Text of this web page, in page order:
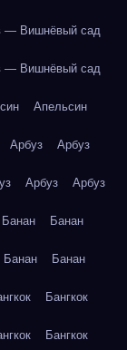
— Вишнёвый сад
— Вишнёвый сад
Апельсин
Арбуз Арбуз
Арбуз Арбуз
Банан Банан
Банан Банан
Бангкок
Бангкок